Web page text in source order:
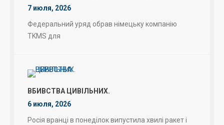
7 июля, 2026
Федеральний уряд обрав німецьку компанію
TKMS для
ВБИВСТВА ЦИВІЛЬНИХ.
6 июля, 2026
Росія вранці в понеділок випустила хвилі ракет і